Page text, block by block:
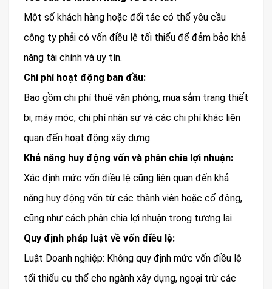
Một số khách hàng hoặc đối tác có thể yêu cầu
công ty phải có vốn điều lệ tối thiểu để đảm bảo khả
năng tài chính và uy tín.
Chi phí hoạt động ban đầu:
Bao gồm chi phí thuê văn phòng, mua sắm trang thiết
bị, máy móc, chi phí nhân sự và các chi phí khác liên
quan đến hoạt động xây dựng.
Khả năng huy động vốn và phân chia lợi nhuận:
Xác định mức vốn điều lệ cũng liên quan đến khả
năng huy động vốn từ các thành viên hoặc cổ đông,
cũng như cách phân chia lợi nhuận trong tương lai.
Quy định pháp luật về vốn điều lệ:
Luật Doanh nghiệp: Không quy định mức vốn điều lệ
tối thiểu cụ thể cho ngành xây dựng, ngoại trừ các